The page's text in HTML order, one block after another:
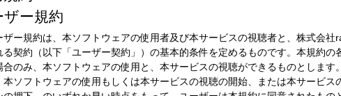
日曜日の夜、新たな一週間を迎える準備をしながら'新しい'話題をシェアしませんか？
恋バナや新生活・新年度モヤモヤしていることなどなど、、、
ラジオだからこそ言える、聞いてほしい話をメッセージで送ってくださいね!(^^)!
もちろん、今何してるよ～！などの普通のメッセージも大歓迎です！
☆番組menu☆